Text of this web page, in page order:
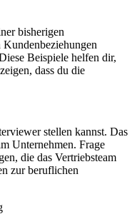
bisherigen
Beispiele helfen dir,
dass du die
stellen kannst. Das
Unternehmen. Frage
die das Vertriebsteam
zur beruflichen